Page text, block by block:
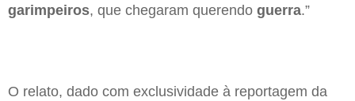
garimpeiros, que chegaram querendo guerra.”
O relato, dado com exclusividade à reportagem da